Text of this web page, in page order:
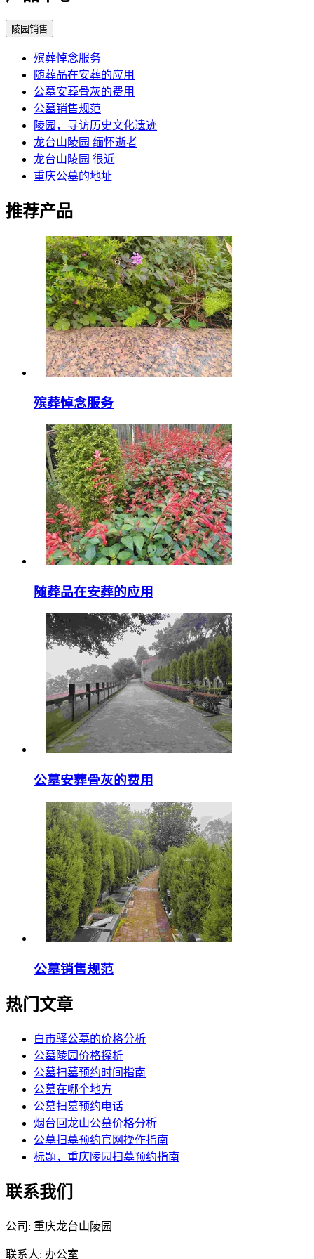
陵园销售
殡葬悼念服务
随葬品在安葬的应用
公墓安葬骨灰的费用
公墓销售规范
陵园，寻访历史文化遗迹
龙台山陵园 缅怀逝者
龙台山陵园 很近
重庆公墓的地址
推荐产品
殡葬悼念服务
随葬品在安葬的应用
公墓安葬骨灰的费用
公墓销售规范
热门文章
白市驿公墓的价格分析
公墓陵园价格探析
公墓扫墓预约时间指南
公墓在哪个地方
公墓扫墓预约电话
烟台回龙山公墓价格分析
公墓扫墓预约官网操作指南
标题，重庆陵园扫墓预约指南
联系我们
公司: 重庆龙台山陵园
联系人: 办公室